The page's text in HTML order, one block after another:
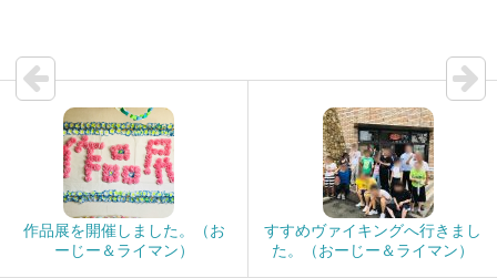
作品展を開催しました。（お
ーじー＆ライマン）
すすめヴァイキングへ行きまし
た。（おーじー＆ライマン）